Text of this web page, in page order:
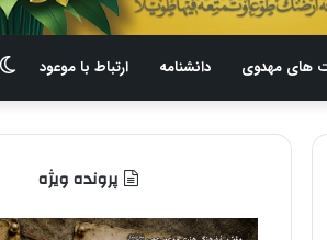
های مهدوی دانشنامه ارتباط با موعود
پرونده ویژه